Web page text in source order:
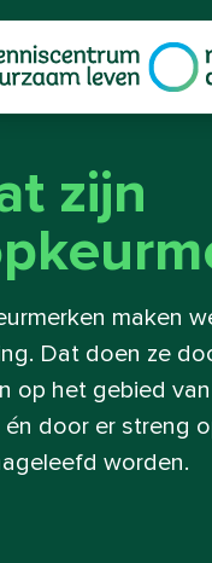
zijn
maken
Dat doen ze
op het gebied
én door er streng
worden.